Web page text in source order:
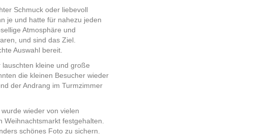
Schmuck oder liebevoll
je und hatte für nahezu jeden
Atmosphäre und
und sind das Ziel.
Auswahl bereit.
kleine und große
die kleinen Besucher wieder
der Andrang im Turmzimmer
wieder von vielen
Weihnachtsmarkt festgehalten.
schönes Foto zu sichern.